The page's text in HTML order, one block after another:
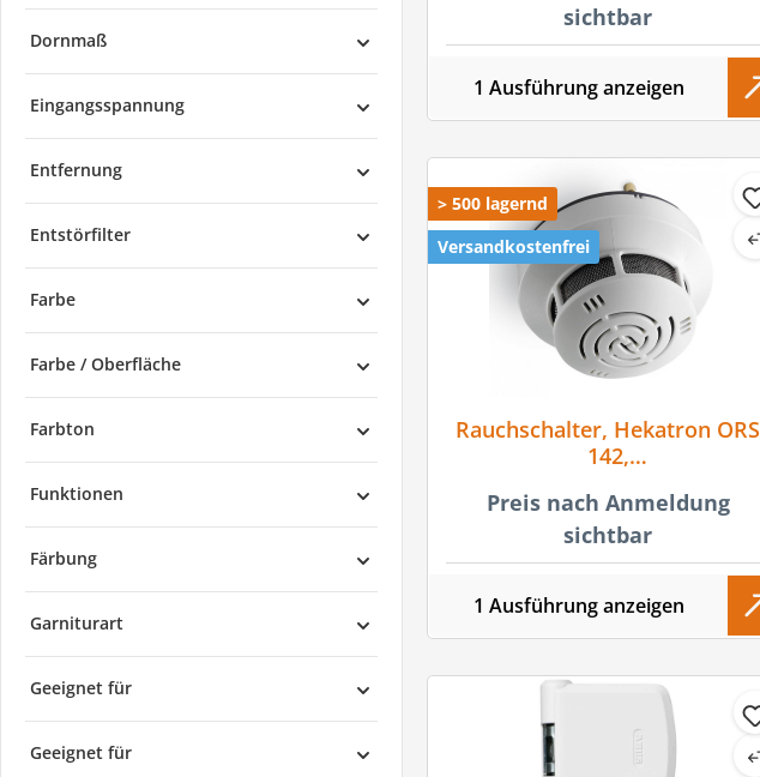
Dornmaß
Eingangsspannung
Entfernung
Entstörfilter
Farbe
Farbe / Oberfläche
Farbton
Funktionen
Färbung
Garniturart
Geeignet für
Geeignet für
sichtbar
1 Ausführung anzeigen
> 500 lagernd
Versandkostenfrei
Rauchschalter, Hekatron ORS
142,
Verschmutzungs-
Zustandsanzeige mit Leis
Preis nach Anmeldung
sichtbar
1 Ausführung anzeigen